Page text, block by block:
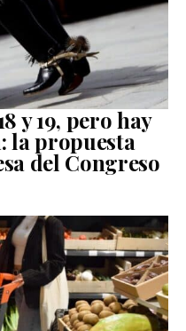
y 19, pero hay
la propuesta
del Congreso